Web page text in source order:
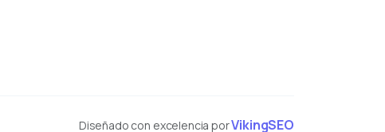
Diseñado con excelencia porVikingSEO